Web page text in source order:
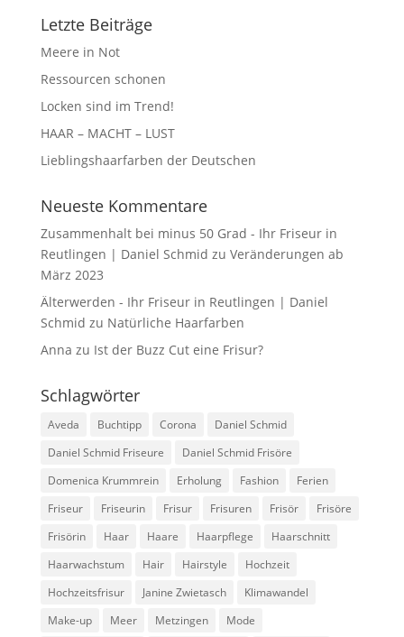
Letzte Beiträge
Meere in Not
Ressourcen schonen
Locken sind im Trend!
HAAR – MACHT – LUST
Lieblingshaarfarben der Deutschen
Neueste Kommentare
Zusammenhalt bei minus 50 Grad - Ihr Friseur in
Reutlingen | Daniel Schmid zu Veränderungen ab
März 2023
Älterwerden - Ihr Friseur in Reutlingen | Daniel
Schmid zu Natürliche Haarfarben
Anna zu Ist der Buzz Cut eine Frisur?
Schlagwörter
Aveda Buchtipp Corona
Daniel Schmid
Daniel Schmid Friseure
Daniel Schmid Frisöre
Domenica Krummrein
Erholung Fashion
Ferien
Friseur
Friseurin Frisur Frisuren Frisör
Frisöre
Frisörin
Haar Haare Haarpflege
Haarschnitt
Haarwachstum
Hair Hairstyle
Hochzeit
Hochzeitsfrisur
Janine Zwietasch
Klimawandel
Make-up
Meer Metzingen
Mode